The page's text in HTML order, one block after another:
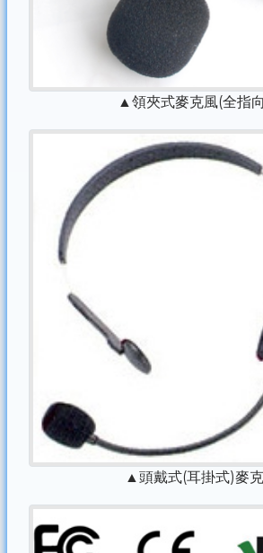
▲領夾式麥克風(全指
▲頭戴式(耳掛式)麥